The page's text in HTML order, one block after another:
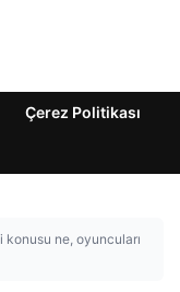
Çerez Politikası
konusu ne, oyuncuları